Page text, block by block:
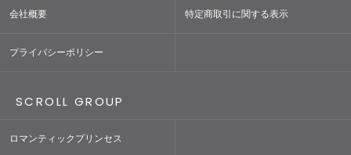
会社概要 特定商取引に関する表示
プライバシーポリシー
SCROLL GROUP
ロマンティックプリンセス